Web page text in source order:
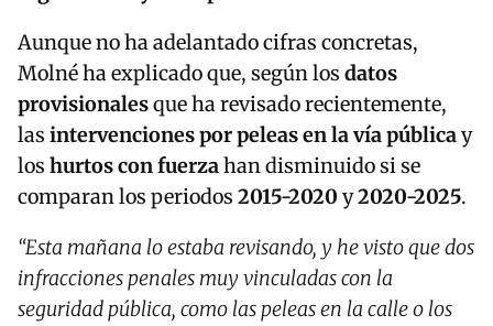
Aunque no ha adelantado cifras concretas,
Molné ha explicado que, según los datos
provisionalesque ha revisado recientemente,
las intervenciones por peleas en la vía públicay
los hurtos con fuerzahan disminuido si se
comparan los periodos 2015-2020 y2020-2025.
“Esta mañana lo estaba revisando, y he visto que dos
infracciones penales muy vinculadas con la
seguridad pública, como las peleas en la calle o los